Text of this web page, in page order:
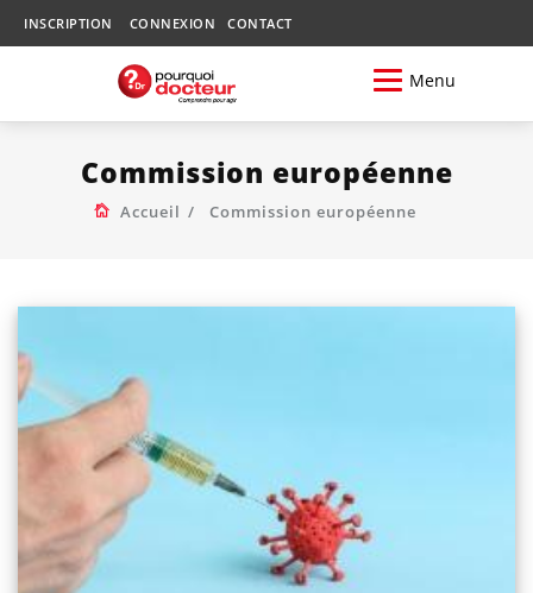
INSCRIPTION CONNEXION CONTACT
Menu
Commission européenne
Accueil Commission européenne